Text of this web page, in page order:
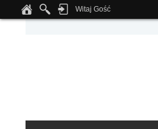
Notice: Undefined index: tapatalk_body_hook in
Witaj Gość